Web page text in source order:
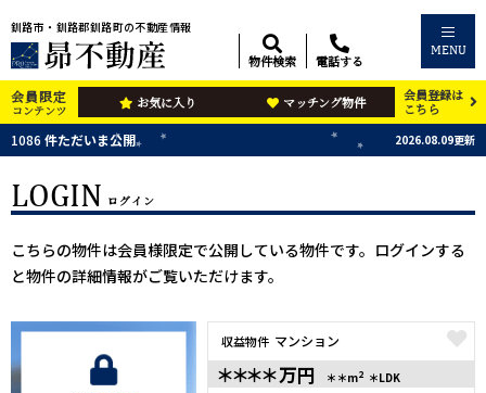
釧路市・釧路郡釧路町の不動産情報
物件検索 電話する
MENU
会員限定
コンテンツ お気に入り マッチング物件
会員登録は
こちら
1086 件ただいま公開 2026.08.09更新
LOGIN ログイン
こちらの物件は会員様限定で公開している物件です。ログインする
と物件の詳細情報がご覧いただけます。
収益物件 マンション
＊＊＊＊万円 ＊＊m2 ＊LDK